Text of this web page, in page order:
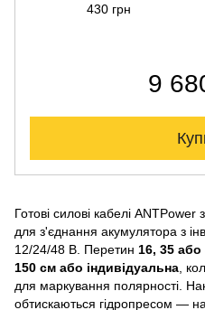
430 грн
9
Готові силові кабелі
для з'єднання акумулятора з
12/24/48 В. Перетин 16, 35 або
150 см або індивідуальна ,
для маркування полярності.
обтискаються гідропресом —